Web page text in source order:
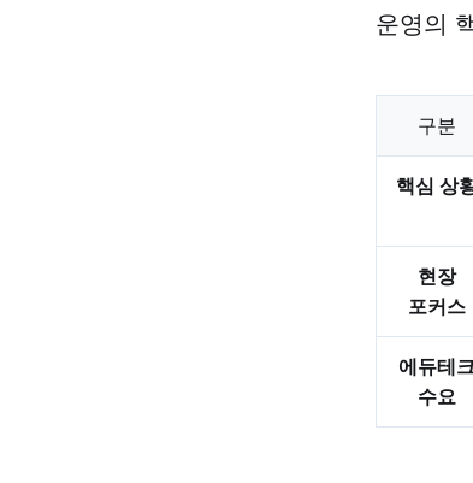
운영의
구분
핵심 상
현장
포커스
에듀테
수요